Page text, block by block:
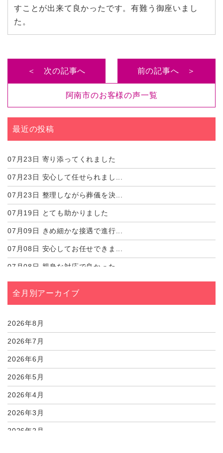
すことが出来て良かったです。有難う御座いまし
た。
＜ 次の記事へ
阿南市のお客様の声一覧
前の記事へ ＞
最近の投稿
07月23日 寄り添ってくれました
07月23日 安心して任せられまし...
07月23日 整理しながら葬儀を決...
07月19日 とても助かりました
07月09日 きめ細かな接遇で進行...
07月08日 安心してお任せできま...
07月08日 親身な対応で良かった...
07月01日心のこもった対応に感...
全月別アーカイブ
2026年8月
2026年7月
2026年6月
2026年5月
2026年4月
2026年3月
2026年2月